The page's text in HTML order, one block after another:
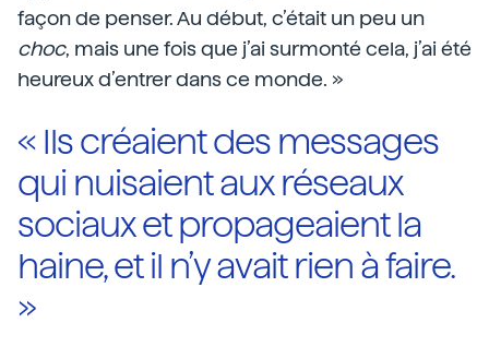
façon de penser. Au début, c’était un peu un
choc, mais une fois que j’ai surmonté cela, j’ai été
heureux d’entrer dans ce monde. »
« Ils créaient des messages
qui nuisaient aux réseaux
sociaux et propageaient la
haine, et il n’y avait rien à faire.
»